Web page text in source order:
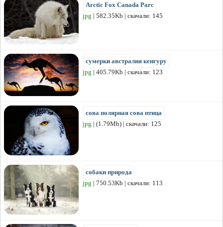
Arctic Fox Canada Parc
jpg | 582.35Kb | скачали: 145
сумерки австралия кенгуру
jpg | 405.79Kb | скачали: 123
сова полярная сова птица
jpg | (1.79Mb) | скачали: 125
собаки природа
jpg | 750.53Kb | скачали: 113